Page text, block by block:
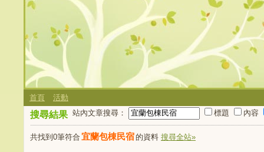
首頁 活動
搜尋結果 站內文章搜尋： 標題 內容
共找到0筆符合宜蘭包棟民宿 的資料 搜尋全站»